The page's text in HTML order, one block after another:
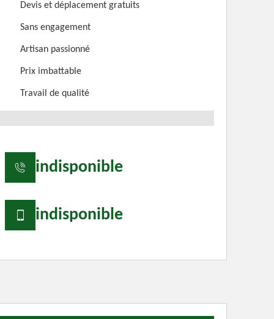
Devis et déplacement gratuits
Sans engagement
Artisan passionné
Prix imbattable
Travail de qualité
indisponible
indisponible